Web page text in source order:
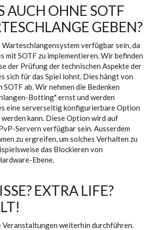
AUCH OHNE SOTF
GEBEN?
verfügbar sein, da
mit SOTF zu implementieren. Wir befinden
der Prüfung der technischen Aspekte der
sich für das Spiel lohnt. Dies hängt von
ab. Wir nehmen die Bedenken
Botting" ernst und werden
eine serverseitig konfigurierbare Option
kann. Diese Option wird auf
Servern verfügbar sein. Ausserdem
zu ergreifen, um solches Verhalten zu
das Blockieren von
Ebene.
EXTRA LIFE?
Veranstaltungen weiterhin durchführen.